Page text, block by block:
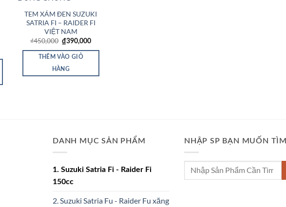
TEM XÁM ĐEN SUZUKI
SATRIA FI – RAIDER FI
VIỆT NAM
₫450,000 Giá
gốc
là:
₫450,000.
₫390,000Giá
tại
THÊM VÀO GIỎ
HÀNG
DANH MỤC SẢN PHẨM
1. Suzuki Satria Fi - Raider Fi
150cc
2. Suzuki Satria Fu - Raider Fu xăng
NHẬP SP BẠN MUỐN